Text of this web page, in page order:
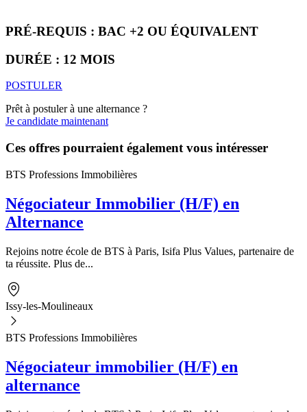
PRÉ-REQUIS : BAC +2 OU ÉQUIVALENT
DURÉE : 12 MOIS
POSTULER
Prêt à postuler à une alternance ?
Je candidate maintenant
Ces offres pourraient également vous intéresser
BTS Professions Immobilières
Négociateur Immobilier (H/F) en
Alternance
Rejoins notre école de BTS à Paris, Isifa Plus Values, partenaire de
ta réussite. Plus de...
Issy-les-Moulineaux
BTS Professions Immobilières
Négociateur immobilier (H/F) en
alternance